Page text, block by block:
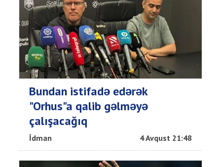
Bundan istifadə edərək
"Orhus"a qalib gəlməyə
çalışacağıq
İdman 4 Avqust 21:48